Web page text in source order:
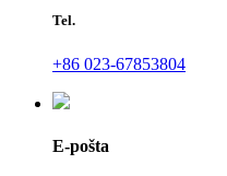
Tel.
+86 023-67853804
E-pošta